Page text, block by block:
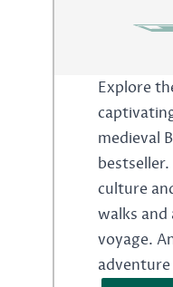
Explore
medieval
culture
walks and
voyage.